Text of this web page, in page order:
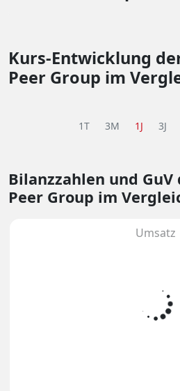
Kurs-Entwicklung
Peer Group im
1T 3M 1J 3J
Bilanzzahlen und GuV
Peer Group im
Umsatz